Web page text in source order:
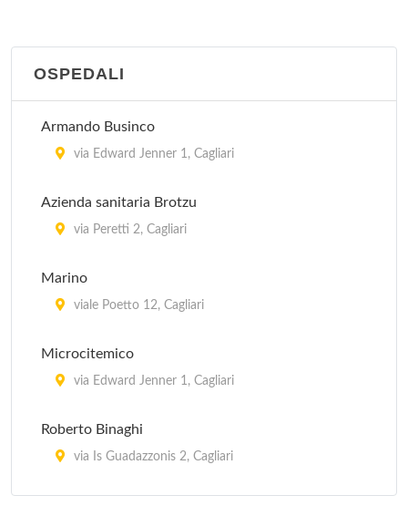
OSPEDALI
Armando Businco
via Edward Jenner 1, Cagliari
Azienda sanitaria Brotzu
via Peretti 2, Cagliari
Marino
viale Poetto 12, Cagliari
Microcitemico
via Edward Jenner 1, Cagliari
Roberto Binaghi
via Is Guadazzonis 2, Cagliari